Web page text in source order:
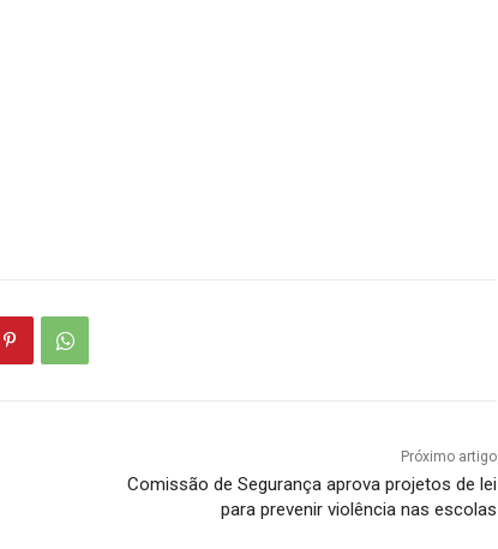
Próximo artigo
Comissão de Segurança aprova projetos de lei
para prevenir violência nas escolas